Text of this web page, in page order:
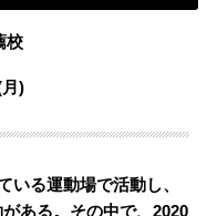
校
)
いる運動場で活動し、
ある。 その中で、2020